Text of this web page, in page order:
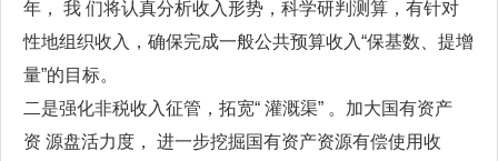
年， 我 们将认真分析收入形势，科学研判测算，有针对
性地组织收入，确保完成一般公共预算收入“保基数、提增
量”的目标。
二是强化非税收入征管，拓宽“ 灌溉渠” 。加大国有资产
资 源盘活力度， 进一步挖掘国有资产资源有偿使用收